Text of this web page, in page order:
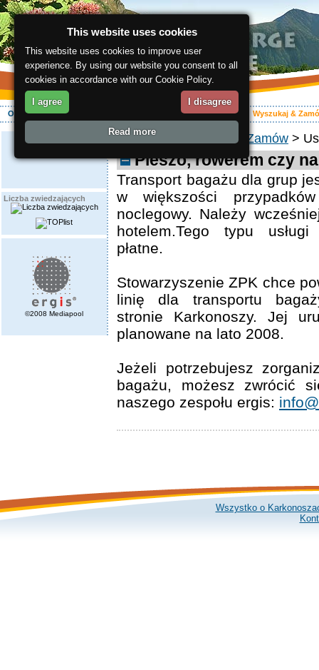
O regionie Aktywnie Zakwaterowanie Wyszukaj &
Liczba zwiedzających
©2008 Mediapool
ergis.cz Wyszukaj & Zamów >
Pieszo, rowerem czy
Transport bagażu dla grup
w większości
noclegowy. Należy
hotelem.Tego typu
płatne.
Stowarzyszenie ZPK chce
linię dla transportu
stronie Karkonoszy. Jej
planowane na lato 2008.
Jeżeli potrzebujesz
bagażu, możesz zwrócić
naszego zespołu ergis:
Wszystko o
This website uses cookies
This website uses cookies to improve user
experience. By using our website you consent to all
cookies in accordance with our Cookie Policy.
I agree I disagree
Read more